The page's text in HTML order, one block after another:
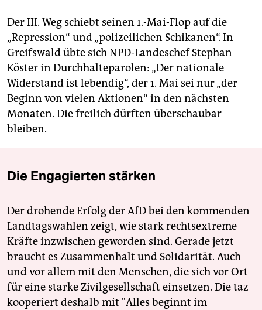
Der III. Weg schiebt seinen 1.-Mai-Flop auf die
„Repression“ und „polizeilichen Schikanen“. In
Greifswald übte sich NPD-Landeschef Stephan
Köster in Durchhalteparolen: „Der nationale
Widerstand ist lebendig“, der 1. Mai sei nur „der
Beginn von vielen Aktionen“ in den nächsten
Monaten. Die freilich dürften überschaubar
bleiben.
Die Engagierten stärken
Der drohende Erfolg der AfD bei den kommenden
Landtagswahlen zeigt, wie stark rechtsextreme
Kräfte inzwischen geworden sind. Gerade jetzt
braucht es Zusammenhalt und Solidarität. Auch
und vor allem mit den Menschen, die sich vor Ort
für eine starke Zivilgesellschaft einsetzen. Die taz
kooperiert deshalb mit "Alles beginnt im